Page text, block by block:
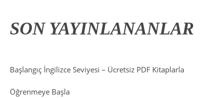
SON YAYINLANANLAR
Başlangıç İngilizce Seviyesi – Ücretsiz PDF Kitaplarla
Öğrenmeye Başla